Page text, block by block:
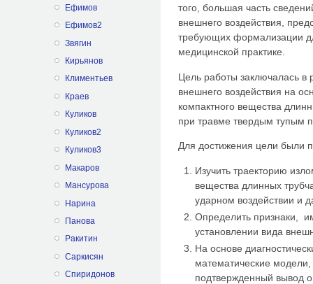
Ефимов
Ефимов2
Звягин
Кирьянов
Климентьев
Краев
Куликов
Куликов2
Куликов3
Макаров
Мансурова
Нарина
Панова
Ракитин
Саркисян
Спиридонов
того, большая часть
внешнего воздействия,
требующих формализации
медицинской практике.
Цель работы заключалась в
внешнего воздействия на
компактного вещества
при травме твердым тупым
Для достижения цели были
Изучить траекторию
вещества длинных
ударном воздействии и
Определить признаки,
установлении вида
На основе
математические
подтвержденный вывод